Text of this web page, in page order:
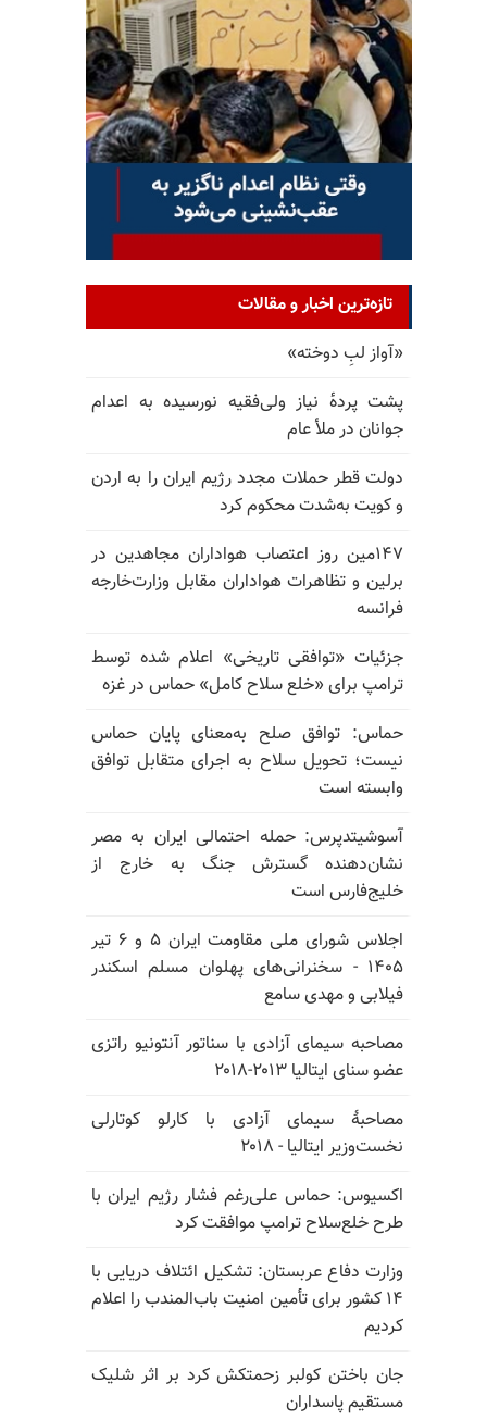
تازه‌ترین اخبار و مقالات
«آواز لبِ دوخته»
پشت پرده‌ٔ نیاز ولی‌فقیه نورسیده به اعدام
جوانان در ملأ عام
دولت قطر حملات مجدد رژیم ایران را به اردن
و کویت به‌شدت محکوم کرد
۱۴۷مین روز اعتصاب هواداران مجاهدین در
برلین و تظاهرات هواداران مقابل وزارت‌خارجه
فرانسه
جزئیات «توافقی تاریخی» اعلام شده توسط
ترامپ برای «خلع سلاح کامل» حماس در غزه
حماس: توافق صلح به‌معنای پایان حماس
نیست؛ تحویل سلاح به اجرای متقابل توافق
وابسته است
آسوشیتدپرس: حمله احتمالی ایران به مصر
نشان‌دهنده گسترش جنگ به خارج از
خلیج‌فارس است
اجلاس شورای ملی مقاومت ایران ۵ و ۶ تیر
۱۴۰۵ - سخنرانی‌های پهلوان مسلم اسکندر
فیلابی و مهدی سامع
مصاحبه سیمای آزادی با سناتور آنتونیو راتزی
عضو سنای ایتالیا ۲۰۱۳-۲۰۱۸
مصاحبهٔ سیمای آزادی با کارلو کوتارلی
نخست‌وزیر ایتالیا - ۲۰۱۸
اکسیوس: حماس علی‌رغم فشار رژیم ایران با
طرح خلع‌سلاح ترامپ موافقت کرد
وزارت دفاع عربستان: تشکیل ائتلاف دریایی با
۱۴ کشور برای تأمین امنیت باب‌المندب را اعلام
کردیم
جان باختن کولبر زحمتکش کرد بر اثر شلیک
مستقیم پاسداران